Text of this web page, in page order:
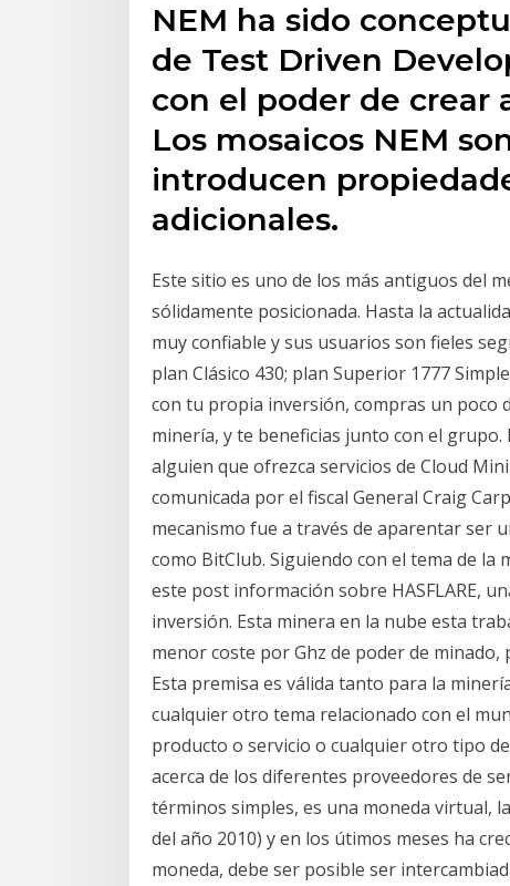
NEM ha sido
de Test Driven
con el poder de crear
Los mosaicos NEM
introducen
adicionales.
Este sitio es uno de los más antiguos del
sólidamente posicionada. Hasta la
muy confiable y sus usuarios son fieles
plan Clásico 430; plan Superior 1777
con tu propia inversión, compras un poco
minería, y te beneficias junto con el
alguien que ofrezca servicios de Cloud
comunicada por el fiscal General Craig
mecanismo fue a través de aparentar ser
como BitClub. Siguiendo con el tema de
este post información sobre HASFLARE,
inversión. Esta minera en la nube esta
menor coste por Ghz de poder de
Esta premisa es válida tanto para la
cualquier otro tema relacionado con el
producto o servicio o cualquier otro tipo
acerca de los diferentes proveedores de
términos simples, es una moneda virtual,
del año 2010) y en los útimos meses ha
moneda, debe ser posible ser